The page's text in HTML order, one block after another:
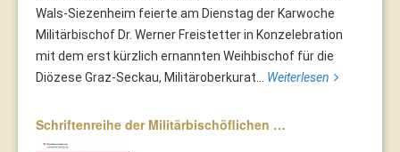
Wals-Siezenheim feierte am Dienstag der Karwoche
Militärbischof Dr. Werner Freistetter in Konzelebration
mit dem erst kürzlich ernannten Weihbischof für die
Diözese Graz-Seckau, Militäroberkurat... Weiterlesen
Schriftenreihe der Militärbischöflichen …